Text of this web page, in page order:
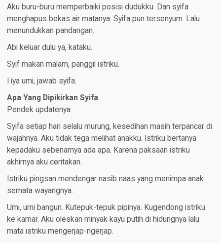
Aku buru-buru memperbaiki posisi dudukku. Dan syifa
menghapus bekas air matanya. Syifa pun tersenyum. Lalu
menundukkan pandangan.
Abi keluar dulu ya, kataku.
Syif makan malam, panggil istriku.
I iya umi, jawab syifa.
Apa Yang Dipikirkan Syifa
Pendek updatenya
Syifa setiap hari selalu murung, kesedihan masih terpancar di
wajahnya. Aku tidak tega melihat anakku. Istriku bertanya
kepadaku sebenarnya ada apa. Karena paksaan istriku
akhirnya aku ceritakan.
Istriku pingsan mendengar nasib naas yang menimpa anak
semata wayangnya.
Umi, umi bangun. Kutepuk-tepuk pipinya. Kugendong istriku
ke kamar. Aku oleskan minyak kayu putih di hidungnya lalu
mata istriku mengerjap-ngerjap.